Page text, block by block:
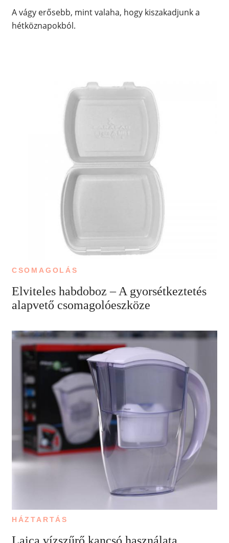
A vágy erősebb, mint valaha, hogy kiszakadjunk a
hétköznapokból.
CSOMAGOLÁS
Elviteles habdoboz – A gyorsétkeztetés
alapvető csomagolóeszköze
HÁZTARTÁS
Laica vízszűrő kancsó használata